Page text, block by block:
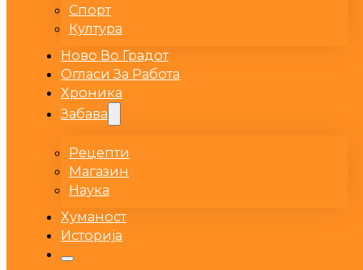
Спорт
Култура
Ново Во Градот
Огласи За Работа
Хроника
Забава
Рецепти
Магазин
Наука
Хуманост
Историја